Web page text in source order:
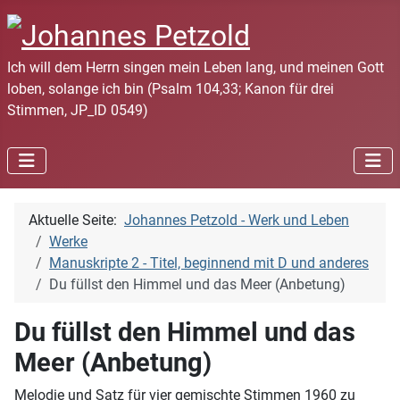
Ich will dem Herrn singen mein Leben lang, und meinen Gott
loben, solange ich bin (Psalm 104,33; Kanon für drei
Stimmen, JP_ID 0549)
Aktuelle Seite: Johannes Petzold - Werk und Leben
Werke
Manuskripte 2 - Titel, beginnend mit D und anderes
Du füllst den Himmel und das Meer (Anbetung)
Du füllst den Himmel und das
Meer (Anbetung)
Melodie und Satz für vier gemischte Stimmen 1960 zu